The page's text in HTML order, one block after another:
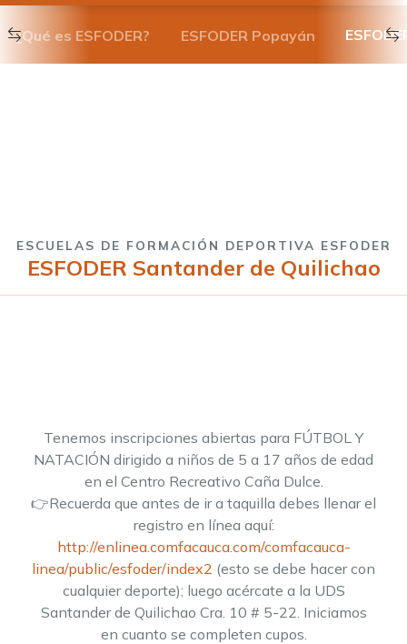
¿Qué es ESFODER? ESFODER Popayán
ESCUELAS DE FORMACIÓN DEPORTIVA ESFODER
ESFODER Santander de Quilichao
Tenemos inscripciones abiertas para FÚTBOL Y
NATACIÓN dirigido a niños de 5 a 17 años de edad
en el Centro Recreativo Caña Dulce.
👉Recuerda que antes de ir a taquilla debes llenar el
registro en línea aquí:
http://enlinea.comfacauca.com/comfacauca-
linea/public/esfoder/index2 (esto se debe hacer con
cualquier deporte); luego acércate a la UDS
Santander de Quilichao Cra. 10 # 5-22. Iniciamos
en cuanto se completen cupos.